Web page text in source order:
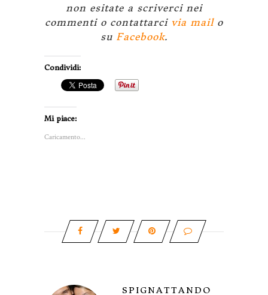
non esitate a scriverci nei
commenti o contattarci via mail o
suFacebook.
Condividi:
Mi piace:
Caricamento...
SPIGNATTANDO